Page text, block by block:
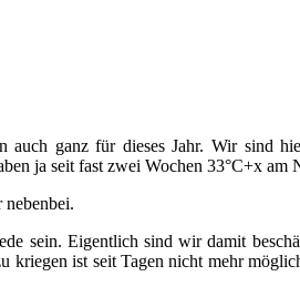
ganz für dieses Jahr. Wir sind
ja seit fast zwei Wochen 33°C+x am
sein. Eigentlich sind wir damit
kriegen ist seit Tagen nicht mehr